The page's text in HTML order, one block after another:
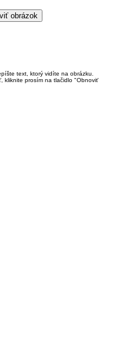
text, ktorý vidíte na obrázku.
kliknite prosím na tlačidlo "Obnoviť